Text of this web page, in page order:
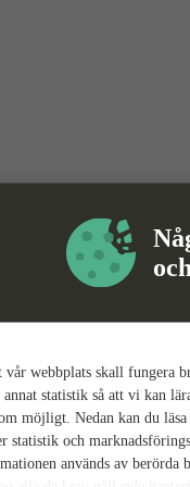
webbplats skall fungera
statistik så att vi kan
möjligt. Nedan kan du
statistik och
används av